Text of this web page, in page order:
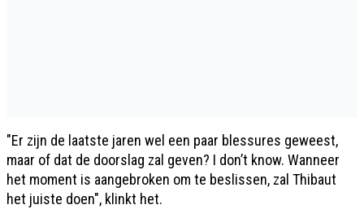
"Er zijn de laatste jaren wel een paar blessures geweest,
maar of dat de doorslag zal geven? I don’t know. Wanneer
het moment is aangebroken om te beslissen, zal Thibaut
het juiste doen", klinkt het.